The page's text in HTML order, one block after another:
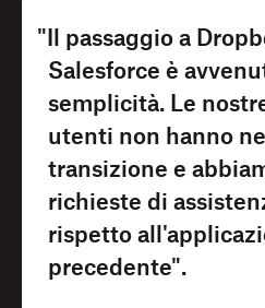
"Il passaggio a
Salesforce è
semplicità. Le
utenti non hanno
transizione e
richieste di
rispetto
precedente".